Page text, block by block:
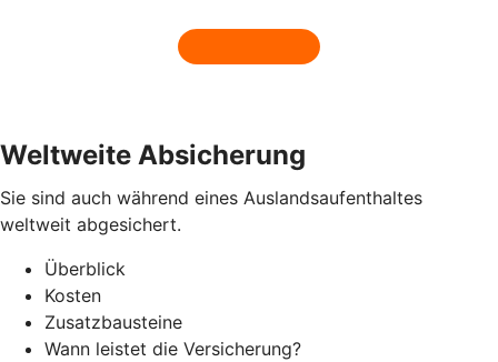
Weltweite Absicherung
Sie sind auch während eines Auslandsaufenthaltes
weltweit abgesichert.
Überblick
Kosten
Zusatzbausteine
Wann leistet die Versicherung?